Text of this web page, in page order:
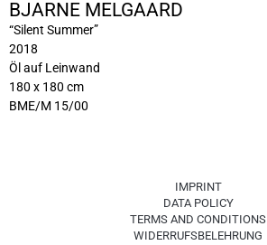
BJARNE MELGAARD
“Silent Summer”
2018
Öl auf Leinwand
180 x 180 cm
BME/M 15/00
IMPRINT
DATA POLICY
TERMS AND CONDITIONS
WIDERRUFSBELEHRUNG